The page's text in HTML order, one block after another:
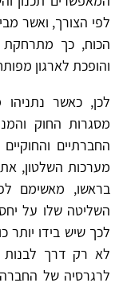
לפי הצורך, ואשר
הכוח, כך מתרחקת
והופכת לארגון
לכן, כאשר
מסגרות החוק
החברתיים
מערכות השלטון,
בראשו, מאשימם
השליטה שלו על
לכך שיש בידו יותר
לא רק דרך לבנות
לרגרסיה של